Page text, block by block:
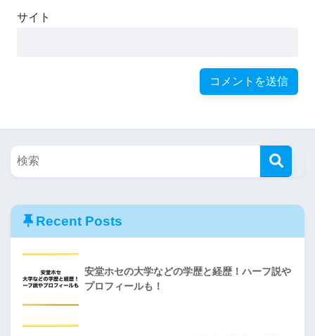
サイト
Recent Posts
安堂ホセの大学などの学歴と経歴！ハーフ説や
プロフィールも！